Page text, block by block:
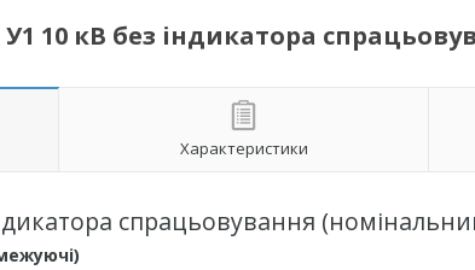
10 кВ без індикатора
Характеристики
спрацьовування